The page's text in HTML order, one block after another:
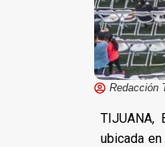
Redacción
TIJUANA,
ubicada en